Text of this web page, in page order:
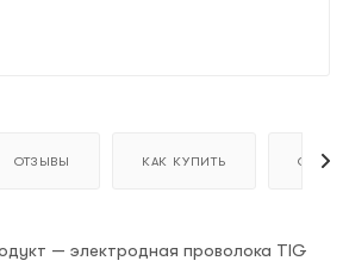
ОТЗЫВЫ КАК КУПИТЬ ОПЛАТА
— электродная проволока TIG